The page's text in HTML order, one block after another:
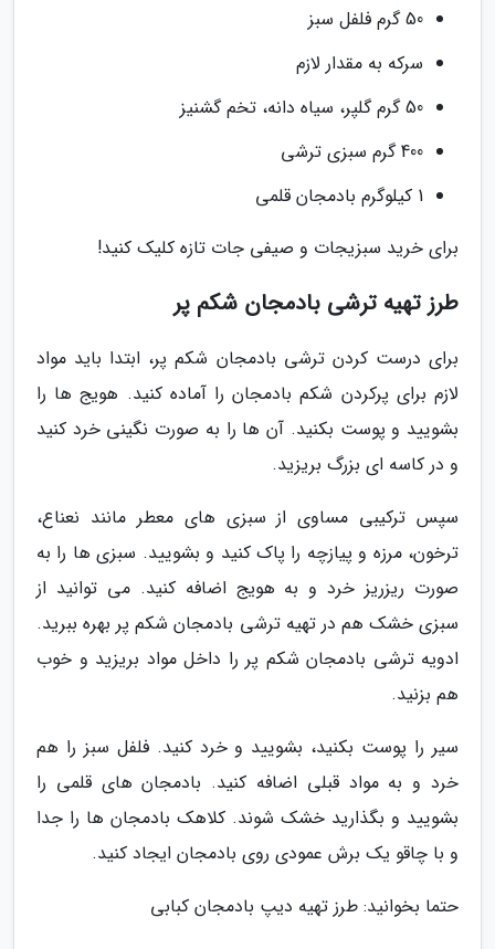
50 گرم فلفل سبز
سرکه به مقدار لازم
50 گرم گلپر، سیاه دانه، تخم گشنیز
400 گرم سبزی ترشی
1 کیلوگرم بادمجان قلمی
برای خرید سبزیجات و صیفی جات تازه کلیک کنید!
طرز تهیه ترشی بادمجان شکم پر
برای درست کردن ترشی بادمجان شکم پر، ابتدا باید مواد
لازم برای پرکردن شکم بادمجان را آماده کنید. هویج ها را
بشویید و پوست بکنید. آن ها را به صورت نگینی خرد کنید
و در کاسه ای بزرگ بریزید.
سپس ترکیبی مساوی از سبزی های معطر مانند نعناع،
ترخون، مرزه و پیازچه را پاک کنید و بشویید. سبزی ها را به
صورت ریزریز خرد و به هویج اضافه کنید. می توانید از
سبزی خشک هم در تهیه ترشی بادمجان شکم پر بهره ببرید.
ادویه ترشی بادمجان شکم پر را داخل مواد بریزید و خوب
هم بزنید.
سیر را پوست بکنید، بشویید و خرد کنید. فلفل سبز را هم
خرد و به مواد قبلی اضافه کنید. بادمجان های قلمی را
بشویید و بگذارید خشک شوند. کلاهک بادمجان ها را جدا
و با چاقو یک برش عمودی روی بادمجان ایجاد کنید.
حتما بخوانید: طرز تهیه دیپ بادمجان کبابی